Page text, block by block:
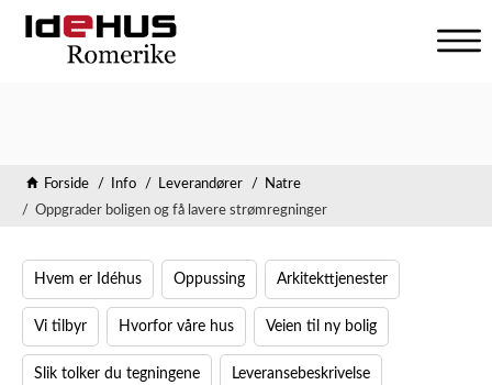
Forside Info Leverandører
Natre
Oppgrader boligen og få lavere strømregninger
Hvem er Idéhus Oppussing Arkitekttjenester
Vi tilbyr Hvorfor våre hus Veien til ny bolig
Slik tolker du tegningene Leveransebeskrivelse